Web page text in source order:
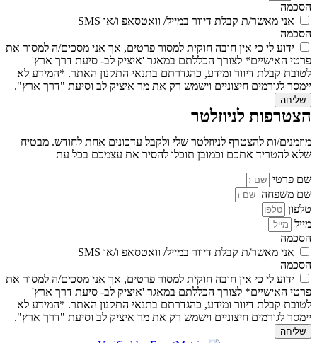
הסכמה
אני מאשר/ת קבלת דיוור במייל/ וואטסאפ ו/או SMS
הסכמה
ידוע לי כי אין חובה חוקית למסור פרטים, אך אני מסכים/ה למסור את
פרטי האישיים* לצורך הכללתם במאגר 'איציק לב- סיעת דרך ארץ'
לטובת קבלת דיוור ומידע, כהגדרתם בתנאי התקנון האתר. *המידע לא
יימסר לגורמים חיצוניים וישמש רק את מר איציק לב וסיעת "דרך ארץ".
שליחה
הצטרפות לניוזלטר
מוזמנים/ות להצטרף לניוזלטר שלי ולקבל עדכונים אחת לחודש. מבטיח
שלא להטריד אתכם וכמובן תוכלו להסיר את עצמכם בכל עת
שם פרטי
שם משפחה
טלפון
מייל
הסכמה
אני מאשר/ת קבלת דיוור במייל/ וואטסאפ ו/או SMS
הסכמה
ידוע לי כי אין חובה חוקית למסור פרטים, אך אני מסכים/ה למסור את
פרטי האישיים* לצורך הכללתם במאגר 'איציק לב- סיעת דרך ארץ'
לטובת קבלת דיוור ומידע, כהגדרתם בתנאי התקנון האתר. *המידע לא
יימסר לגורמים חיצוניים וישמש רק את מר איציק לב וסיעת "דרך ארץ".
שליחה